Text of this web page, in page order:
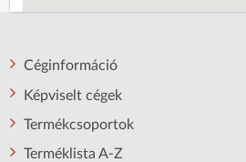
Céginformáció
Képviselt cégek
Termékcsoportok
Terméklista A-Z